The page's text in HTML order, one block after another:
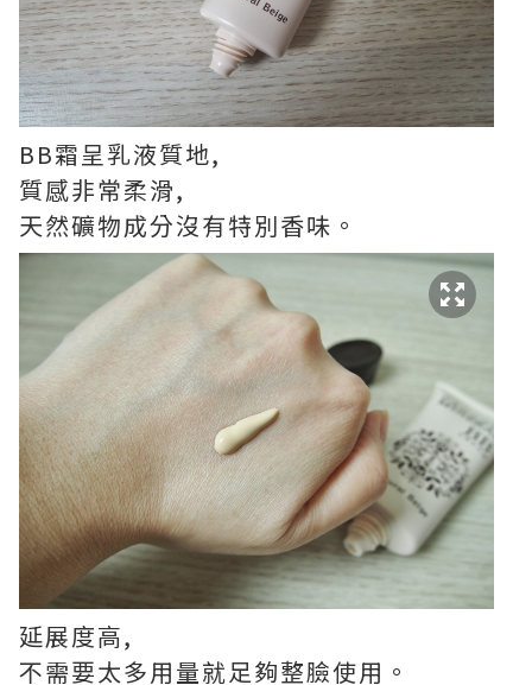
BB霜呈乳液質地,
質感非常柔滑,
天然礦物成分沒有特別香味。
延展度高,
不需要太多用量就足夠整臉使用。